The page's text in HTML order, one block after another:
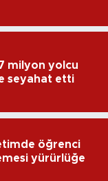
milyon yolcu
seyahat etti
öğrenci
yürürlüğe